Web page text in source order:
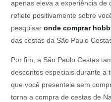
apenas eleva a experiência de
reflete positivamente sobre
pesquisaronde comprar
das cestas da São Paulo
Por fim, a São Paulo Cestas
descontos especiais durante a
que você presenteie sem
torna a compra de cestas de